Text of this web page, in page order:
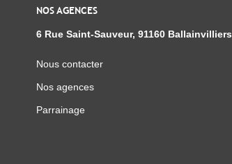
NOS AGENCES
6 Rue Saint-Sauveur, 91160 Ballainvilliers
Nous contacter
Nos agences
Parrainage